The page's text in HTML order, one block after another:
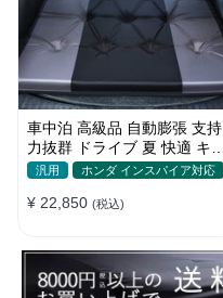
車中泊 高級品 自動膨張 支持
力抜群 ドライブ 夏 快適 キャ
ンプ 旅行 省スペース エアー
汎用 ホンダ インスパイア対応
¥ 22,850 (税込)